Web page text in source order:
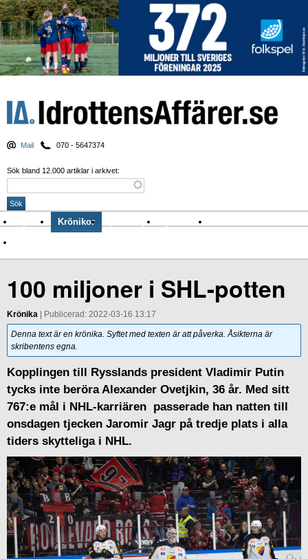
Mail 070 - 5647374
Sök bland 12.000 artiklar i arkivet:
Nyheter Krönikor Sport & spel Nyhetsbrev
100 miljoner i SHL-potten
Krönika | Publicerad: 2022-03-16 13:17
Denna text är en krönika. Syftet med texten är att påverka. Åsikterna är
skribentens egna.
Kopplingen till Rysslands president Vladimir Putin
tycks inte beröra Alexander Ovetjkin, 36 år. Med sitt
767:e mål i NHL-karriären passerade han natten till
onsdagen tjecken Jaromir Jagr på tredje plats i alla
tiders skytteliga i NHL.